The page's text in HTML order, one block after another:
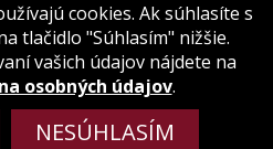
cookies. Ak súhlasíte s
tlačidlo "Súhlasím" nižšie.
vašich údajov nájdete na
osobných údajov.